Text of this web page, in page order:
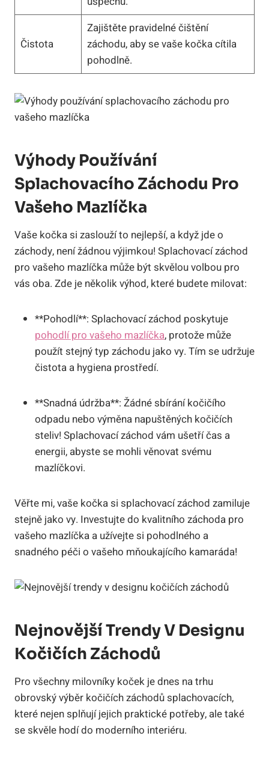
Čistota
Zajištěte pravidelné čištění
záchodu, aby se vaše kočka cítila
pohodlně.
Výhody Používání
Splachovacího Záchodu Pro
Vašeho Mazlíčka
Vaše kočka si zaslouží to nejlepší, a když jde o
záchody, není žádnou výjimkou! Splachovací záchod
pro vašeho mazlíčka může být skvělou volbou pro
vás oba. Zde je několik výhod, které budete milovat:
**Pohodlí**: Splachovací záchod poskytuje
pohodlí pro vašeho mazlíčka, protože může
použít stejný typ záchodu jako vy. Tím se udržuje
čistota a hygiena prostředí.
**Snadná údržba**: Žádné sbírání kočičího
odpadu nebo výměna napuštěných kočičích
steliv! Splachovací záchod vám ušetří čas a
energii, abyste se mohli věnovat svému
mazlíčkovi.
Věřte mi, vaše kočka si splachovací záchod zamiluje
stejně jako vy. Investujte do kvalitního záchoda pro
vašeho mazlíčka a užívejte si pohodlného a
snadného péči o vašeho mňoukajícího kamaráda!
Nejnovější Trendy V Designu
Kočičích Záchodů
Pro všechny milovníky koček je dnes na trhu
obrovský výběr kočičích záchodů splachovacích,
které nejen splňují jejich praktické potřeby, ale také
se skvěle hodí do moderního interiéru.